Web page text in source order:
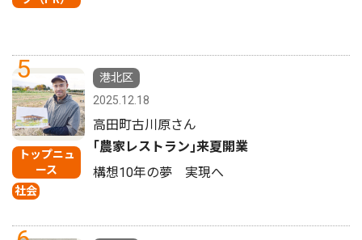
5
トップニュ
ース
社会
港北区
2025.12.18
高田町古川原さん
｢農家レストラン｣来夏開業
構想10年の夢 実現へ